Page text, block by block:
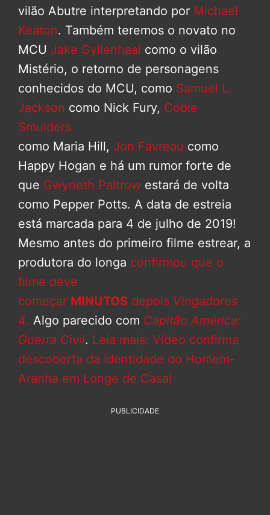
vilão Abutre interpretando por Michael
Keaton. Também teremos o novato no
MCU Jake Gyllenhaal como o vilão
Mistério, o retorno de personagens
conhecidos do MCU, como Samuel L.
Jackson como Nick Fury, Cobie
Smulders
como Maria Hill, Jon Favreau como
Happy Hogan e há um rumor forte de
que Gwyneth Paltrow estará de volta
como Pepper Potts. A data de estreia
está marcada para 4 de julho de 2019!
Mesmo antes do primeiro filme estrear, a
produtora do longa confirmou que o
filme deve
começar MINUTOS depois Vingadores
4. Algo parecido com Capitão América:
Guerra Civil. Leia mais: Vídeo confirma
descoberta da identidade do Homem-
Aranha em Longe de Casa!
PUBLICIDADE